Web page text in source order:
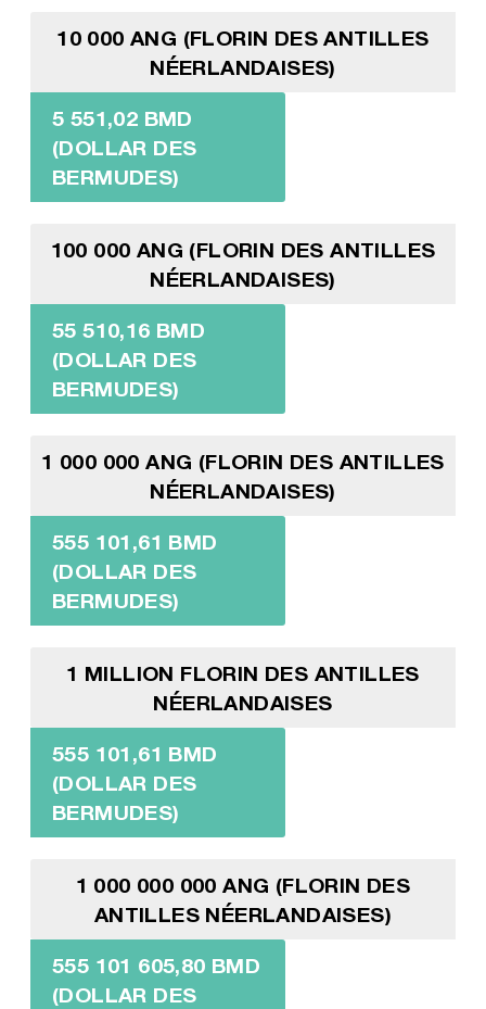
10 000 ANG (FLORIN DES ANTILLES
NÉERLANDAISES)
5 551,02 BMD
(DOLLAR DES
BERMUDES)
100 000 ANG (FLORIN DES ANTILLES
NÉERLANDAISES)
55 510,16 BMD
(DOLLAR DES
BERMUDES)
1 000 000 ANG (FLORIN DES ANTILLES
NÉERLANDAISES)
555 101,61 BMD
(DOLLAR DES
BERMUDES)
1 MILLION FLORIN DES ANTILLES
NÉERLANDAISES
555 101,61 BMD
(DOLLAR DES
BERMUDES)
1 000 000 000 ANG (FLORIN DES
ANTILLES NÉERLANDAISES)
555 101 605,80 BMD
(DOLLAR DES